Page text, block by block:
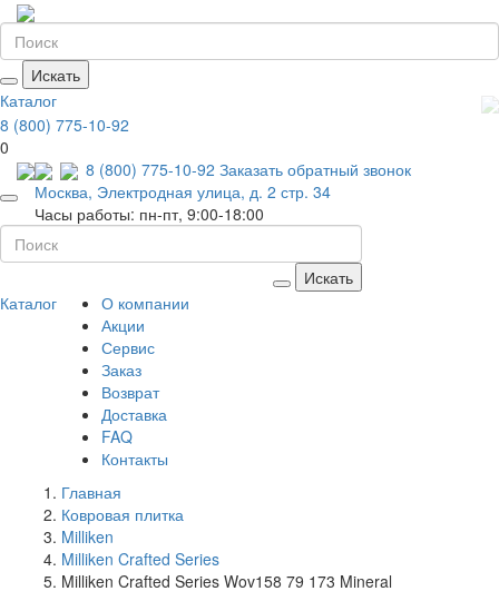
Искать
Каталог
8 (800) 775-10-92
0
8 (800) 775-10-92 Заказать обратный звонок
Москва, Электродная улица, д. 2 стр. 34
Часы работы: пн-пт, 9:00-18:00
Искать
Каталог
О компании
Акции
Сервис
Заказ
Возврат
Доставка
FAQ
Контакты
Главная
Ковровая плитка
Milliken
Milliken Crafted Series
Milliken Crafted Series Wov158 79 173 Mineral